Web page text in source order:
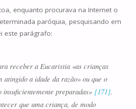
enquanto procurava na Internet o
paróquia, pesquisando em
este parágrafo:
receber a Eucaristia «as crianças
atingido a idade da razão» ou que o
insuficientemente preparadas» [171].
que uma criança, de modo